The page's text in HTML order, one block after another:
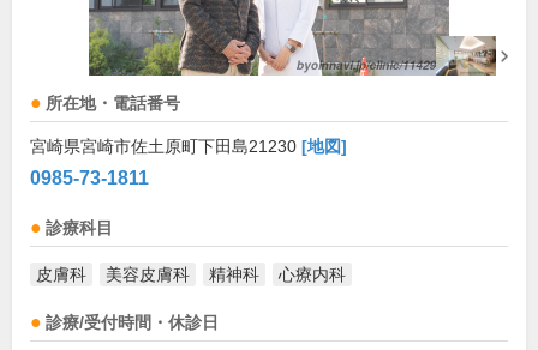
所在地・電話番号
宮崎県宮崎市佐土原町下田島21230 [地図]
0985-73-1811
診療科目
皮膚科 美容皮膚科 精神科 心療内科
診療/受付時間・休診日